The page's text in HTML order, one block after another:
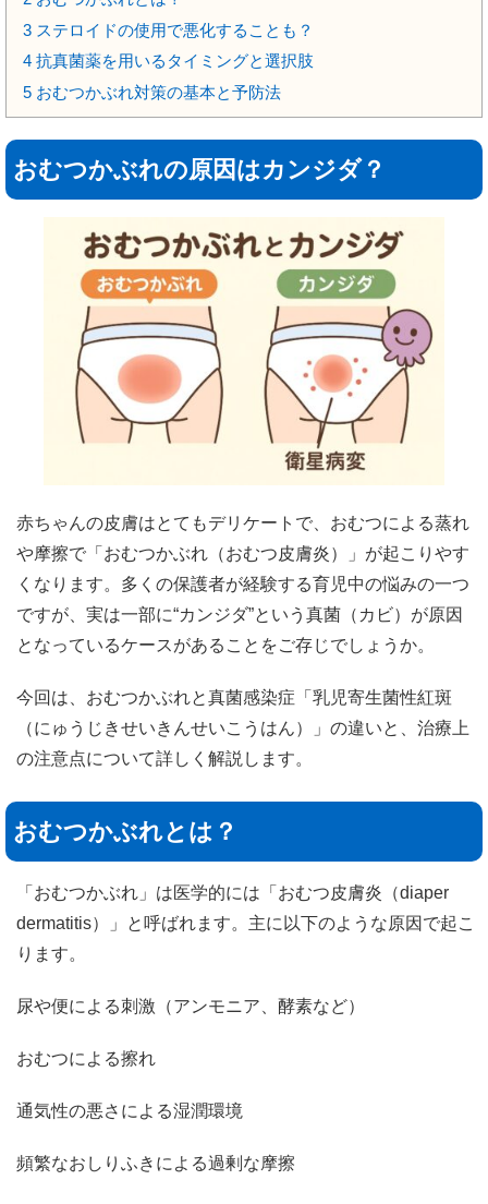
3 ステロイドの使用で悪化することも？
4 抗真菌薬を用いるタイミングと選択肢
5 おむつかぶれ対策の基本と予防法
おむつかぶれの原因はカンジダ？
赤ちゃんの皮膚はとてもデリケートで、おむつによる蒸れ
や摩擦で「おむつかぶれ（おむつ皮膚炎）」が起こりやす
くなります。多くの保護者が経験する育児中の悩みの一つ
ですが、実は一部に“カンジダ”という真菌（カビ）が原因
となっているケースがあることをご存じでしょうか。
今回は、おむつかぶれと真菌感染症「乳児寄生菌性紅斑
（にゅうじきせいきんせいこうはん）」の違いと、治療上
の注意点について詳しく解説します。
おむつかぶれとは？
「おむつかぶれ」は医学的には「おむつ皮膚炎（diaper
dermatitis）」と呼ばれます。主に以下のような原因で起こ
ります。
尿や便による刺激（アンモニア、酵素など）
おむつによる擦れ
通気性の悪さによる湿潤環境
頻繁なおしりふきによる過剰な摩擦